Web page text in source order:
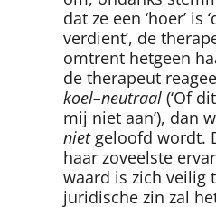
dat ze een ‘hoer’ is
verdient’, de
omtrent hetgeen
de therapeut
koel–neutraal (‘Of
mij niet aan’), dan
nietgeloofd wordt.
haar zoveelste
waard is zich veilig
juridische zin zal